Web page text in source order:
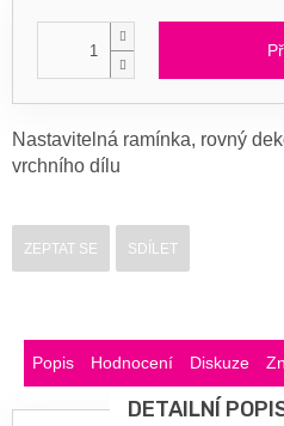
Nastavitelná ramínka, rovný
vrchního dílu
ZEPTAT SE SDÍLET
Popis Hodnocení Diskuze
DETAILNÍ